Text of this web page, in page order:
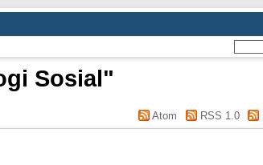
Sosial"
Atom RSS 1.0